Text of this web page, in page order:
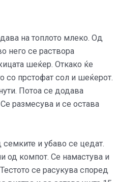
на топлото млеко. Од
него се раствора
шеќер. Откако ќе
со прстофат сол и шеќерот.
Потоа се додава
Се размесува и се остава
семките и убаво се цедат.
од компот. Се намастува и
се расукува според